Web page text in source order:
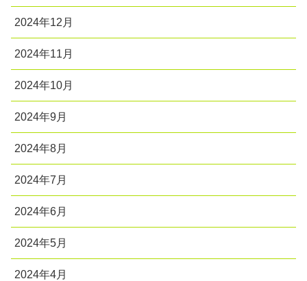
2024年12月
2024年11月
2024年10月
2024年9月
2024年8月
2024年7月
2024年6月
2024年5月
2024年4月